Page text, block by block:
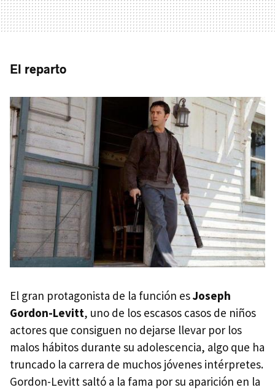
El reparto
El gran protagonista de la función esJoseph
Gordon-Levitt, uno de los escasos casos de niños
actores que consiguen no dejarse llevar por los
malos hábitos durante su adolescencia, algo que ha
truncado la carrera de muchos jóvenes intérpretes.
Gordon-Levitt saltó a la fama por su aparición en la